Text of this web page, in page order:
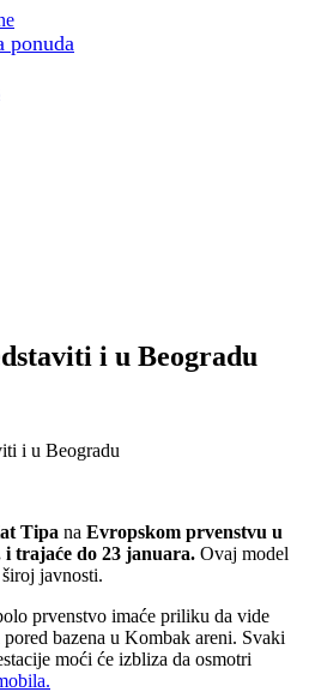
ponuda
i u Beogradu
i u Beogradu
Tipa na Evropskom prvenstvu u
i trajaće do 23 januara. Ovaj model
javnosti.
prvenstvo imaće priliku da vide
bazena u Kombak areni. Svaki
moći će izbliza da osmotri